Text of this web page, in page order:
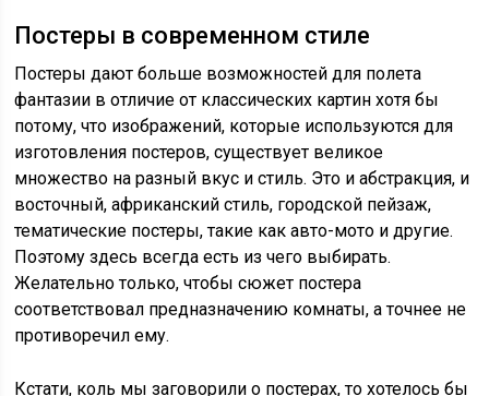
Постеры в современном стиле
Постеры дают больше возможностей для полета
фантазии в отличие от классических картин хотя бы
потому, что изображений, которые используются для
изготовления постеров, существует великое
множество на разный вкус и стиль. Это и абстракция, и
восточный, африканский стиль, городской пейзаж,
тематические постеры, такие как авто-мото и другие.
Поэтому здесь всегда есть из чего выбирать.
Желательно только, чтобы сюжет постера
соответствовал предназначению комнаты, а точнее не
противоречил ему.
Кстати, коль мы заговорили о постерах, то хотелось бы